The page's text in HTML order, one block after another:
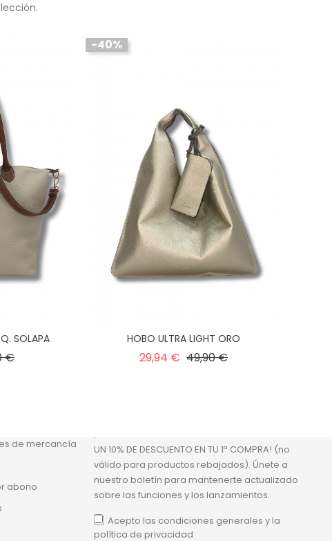
SOLAPA
€Precio
-40%
HOBO ULTRA LIGHT ORO
29,94 € Precio
49,90 €Precio
de mercancía
abono
¡SUSCRÍBETE A NUESTRA NEWSLETTER Y OBTÉN
UN 10% DE DESCUENTO EN TU 1ª COMPRA! (no
válido para productos rebajados). Únete a
nuestro boletín para mantenerte actualizado
sobre las funciones y los lanzamientos.
Acepto las condiciones generales y la
política de privacidad